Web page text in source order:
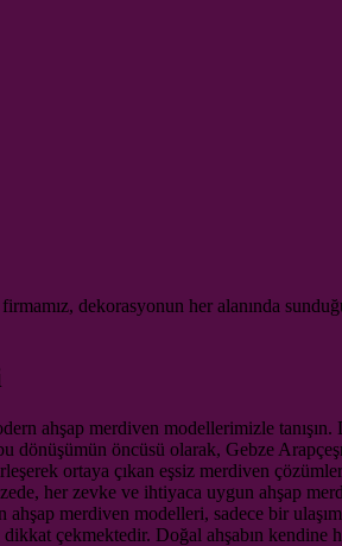
dekorasyonun her alanında
ahşap merdiven modellerimizle tanışın.
dönüşümün öncüsü olarak, Gebze
ortaya çıkan eşsiz merdiven
her zevke ve ihtiyaca uygun ahşap
merdiven modelleri, sadece bir ulaşım
dikkat çekmektedir. Doğal ahşabın kendine